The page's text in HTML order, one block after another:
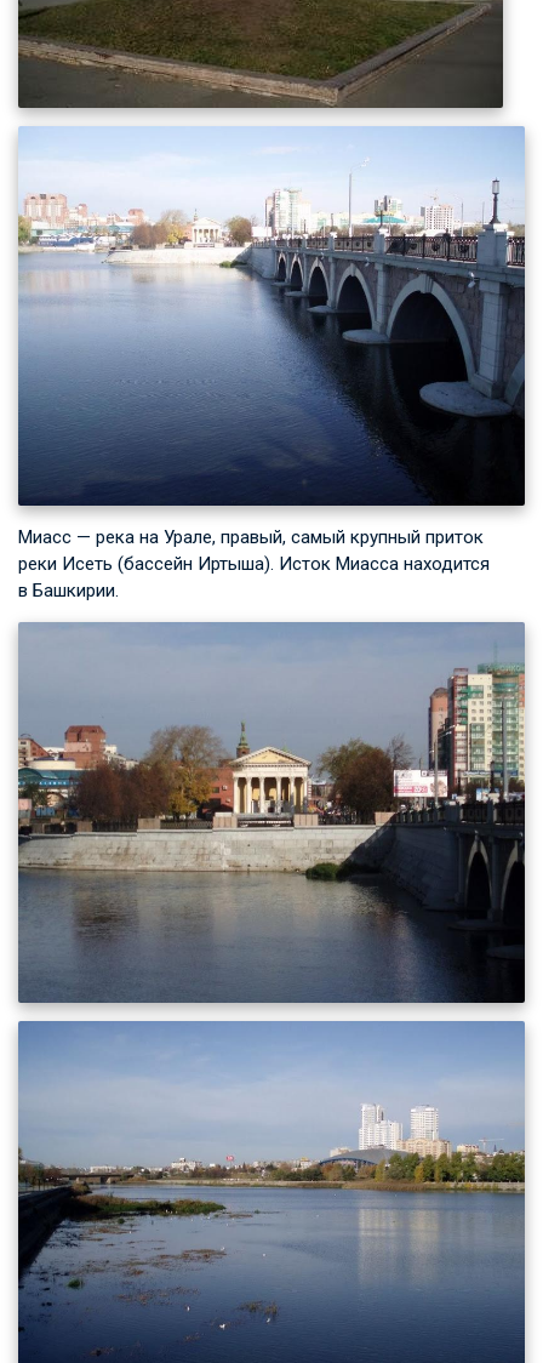
Миасс — река на Урале, правый, самый крупный приток
реки Исеть (бассейн Иртыша). Исток Миасса находится
в Башкирии.